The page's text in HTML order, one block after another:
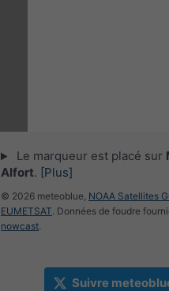
Le marqueur est placé sur
Alfort. [Plus]
© 2026 meteoblue, NOAA Satellites
EUMETSAT. Données de foudre
nowcast.
Suivre